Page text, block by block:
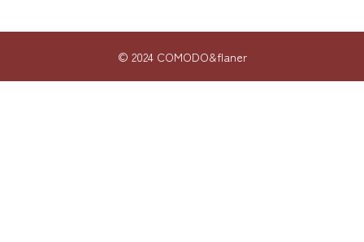
© 2024 COMODO&flaner